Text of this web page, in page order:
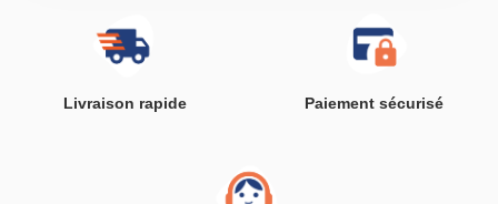
Livraison rapide Paiement sécurisé